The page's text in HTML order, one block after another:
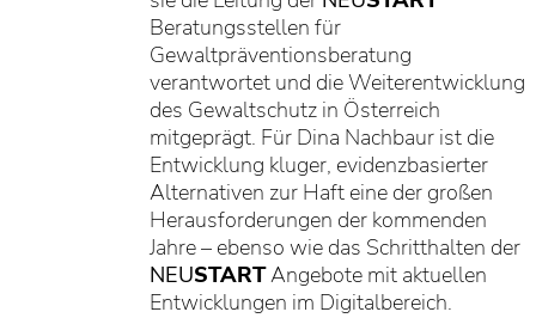
Beratungsstellen für
Gewaltpräventionsberatung
verantwortet und die Weiterentwicklung
des Gewaltschutz in Österreich
mitgeprägt. Für Dina Nachbaur ist die
Entwicklung kluger, evidenzbasierter
Alternativen zur Haft eine der großen
Herausforderungen der kommenden
Jahre – ebenso wie das Schritthalten der
NEUSTARTAngebote mit aktuellen
Entwicklungen im Digitalbereich.